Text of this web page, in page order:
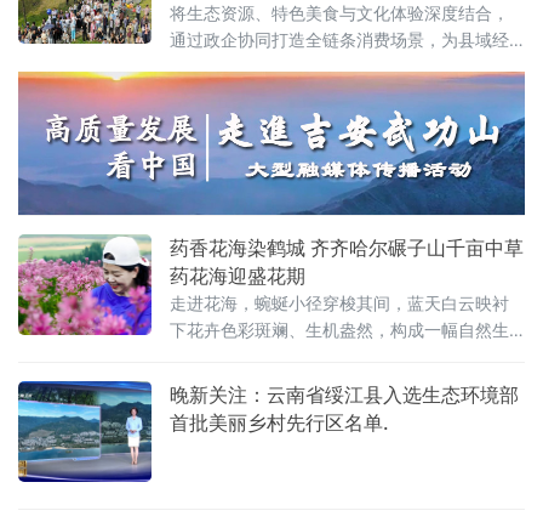
将生态资源、特色美食与文化体验深度结合，
通过政企协同打造全链条消费场景，为县域经
烤肉美食之都”建设中县域实践的生动样本。政
企联动打造“微度假”消费新场景6月19日端午节
开幕当日，克山县东山植物园内人头攒动。依
托园区自然生
药香花海染鹤城 齐齐哈尔碾子山千亩中草
药花海迎盛花期
走进花海，蜿蜒小径穿梭其间，蓝天白云映衬
下花卉色彩斑斓、生机盎然，构成一幅自然生
村依托当地自然生态优势，规模化种植兼具药
用与观赏价值的中草药，打造集生态观光、休
闲体
晚新关注：云南省绥江县入选生态环境部
首批美丽乡村先行区名单.